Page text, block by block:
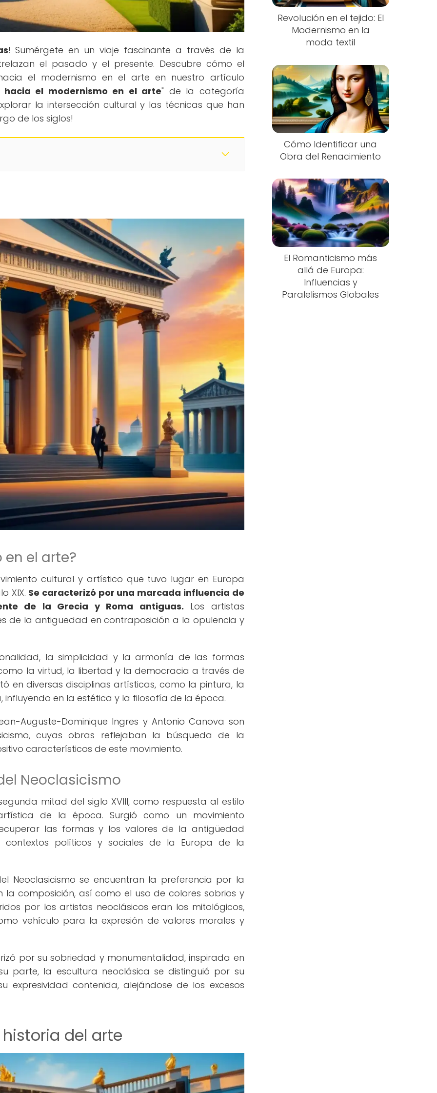
! Sumérgete en un viaje fascinante a través de la
el pasado y el presente. Descubre cómo el
el modernismo en el arte en nuestro artículo
hacia el modernismo en el arte" de la categoría
la intersección cultural y las técnicas que han
de los siglos!
en el arte?
cultural y artístico que tuvo lugar en Europa
XIX. Se caracterizó por una marcada influencia de
de la Grecia y Roma antiguas. Los artistas
de la antigüedad en contraposición a la opulencia y
la simplicidad y la armonía de las formas
la virtud, la libertad y la democracia a través de
en diversas disciplinas artísticas, como la pintura, la
en la estética y la filosofía de la época.
Auguste-Dominique Ingres y Antonio Canova son
cuyas obras reflejaban la búsqueda de la
característicos de este movimiento.
Neoclasicismo
mitad del siglo XVIII, como respuesta al estilo
de la época. Surgió como un movimiento
las formas y los valores de la antigüedad
políticos y sociales de la Europa de la
Neoclasicismo se encuentran la preferencia por la
composición, así como el uso de colores sobrios y
por los artistas neoclásicos eran los mitológicos,
vehículo para la expresión de valores morales y
por su sobriedad y monumentalidad, inspirada en
parte, la escultura neoclásica se distinguió por su
contenida, alejándose de los excesos
del arte
Revolución en el tejido: El
Modernismo en la
moda textil
Cómo Identificar una
Obra del Renacimiento
El Romanticismo más
allá de Europa:
Influencias y
Paralelismos Globales